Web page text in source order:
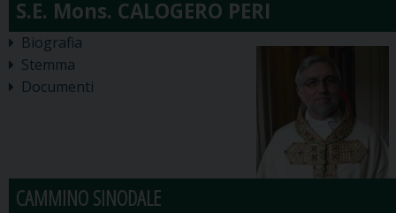
Biografia
Stemma
Documenti
CAMMINO SINODALE